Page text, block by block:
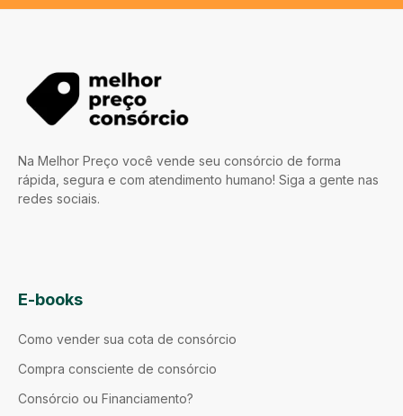
Na Melhor Preço você vende seu consórcio de forma
rápida, segura e com atendimento humano! Siga a gente nas
redes sociais.
E-books
Como vender sua cota de consórcio
Compra consciente de consórcio
Consórcio ou Financiamento?